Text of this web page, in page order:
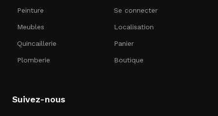
Peinture
Meubles
Quincaillerie
Plomberie
Se connecter
Localisation
Panier
Boutique
Suivez-nous